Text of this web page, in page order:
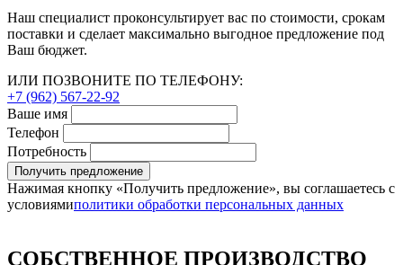
Наш специалист проконсультирует вас по стоимости, срокам
поставки и сделает максимально выгодное предложение под
Ваш бюджет.
ИЛИ ПОЗВОНИТЕ ПО ТЕЛЕФОНУ:
+7 (962) 567-22-92
Ваше имя
Телефон
Потребность
Получить предложение
Нажимая кнопку «Получить предложение», вы соглашаетесь с
условиямиполитики обработки персональных данных
СОБСТВЕННОЕ ПРОИЗВОДСТВО